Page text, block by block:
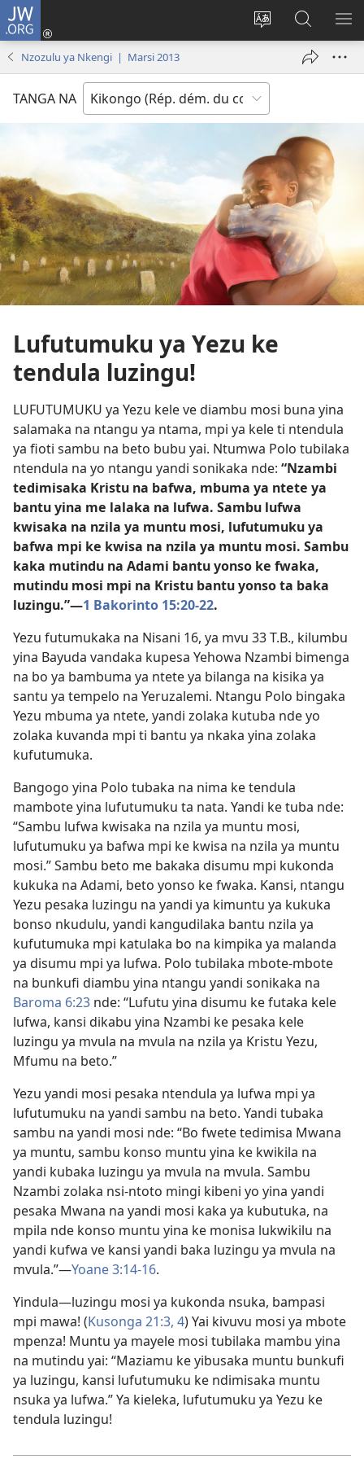
JW.ORG
Soba
site
yai
Kukota
(ke
ya
mpa)
Kusosa
na
JW.ORG
Nzozulu ya Nkengi | Marsi 2013
TANGA NA
Lufutumuku ya Yezu ke
tendula luzingu!
LUFUTUMUKU ya Yezu kele ve diambu mosi buna yina
salamaka na ntangu ya ntama, mpi ya kele ti ntendula
ya fioti sambu na beto bubu yai. Ntumwa Polo tubilaka
ntendula na yo ntangu yandi sonikaka nde: “Nzambi
tedimisaka Kristu na bafwa, mbuma ya ntete ya
bantu yina me lalaka na lufwa. Sambu lufwa
kwisaka na nzila ya muntu mosi, lufutumuku ya
bafwa mpi ke kwisa na nzila ya muntu mosi. Sambu
kaka mutindu na Adami bantu yonso ke fwaka,
mutindu mosi mpi na Kristu bantu yonso ta baka
luzingu.”​—1 Bakorinto 15:20-22.
Yezu futumukaka na Nisani 16, ya mvu 33 T.B., kilumbu
yina Bayuda vandaka kupesa Yehowa Nzambi bimenga
na bo ya bambuma ya ntete ya bilanga na kisika ya
santu ya tempelo na Yeruzalemi. Ntangu Polo bingaka
Yezu mbuma ya ntete, yandi zolaka kutuba nde yo
zolaka kuvanda mpi ti bantu ya nkaka yina zolaka
kufutumuka.
Bangogo yina Polo tubaka na nima ke tendula
mambote yina lufutumuku ta nata. Yandi ke tuba nde:
“Sambu lufwa kwisaka na nzila ya muntu mosi,
lufutumuku ya bafwa mpi ke kwisa na nzila ya muntu
mosi.” Sambu beto me bakaka disumu mpi kukonda
kukuka na Adami, beto yonso ke fwaka. Kansi, ntangu
Yezu pesaka luzingu na yandi ya kimuntu ya kukuka
bonso nkudulu, yandi kangudilaka bantu nzila ya
kufutumuka mpi katulaka bo na kimpika ya malanda
ya disumu mpi ya lufwa. Polo tubilaka mbote-mbote
na bunkufi diambu yina ntangu yandi sonikaka na
Baroma 6:23 nde: “Lufutu yina disumu ke futaka kele
lufwa, kansi dikabu yina Nzambi ke pesaka kele
luzingu ya mvula na mvula na nzila ya Kristu Yezu,
Mfumu na beto.”
Yezu yandi mosi pesaka ntendula ya lufwa mpi ya
lufutumuku na yandi sambu na beto. Yandi tubaka
sambu na yandi mosi nde: “Bo fwete tedimisa Mwana
ya muntu, sambu konso muntu yina ke kwikila na
yandi kubaka luzingu ya mvula na mvula. Sambu
Nzambi zolaka nsi-ntoto mingi kibeni yo yina yandi
pesaka Mwana na yandi mosi kaka ya kubutuka, na
mpila nde konso muntu yina ke monisa lukwikilu na
yandi kufwa ve kansi yandi baka luzingu ya mvula na
mvula.”​—Yoane 3:14-16.
Yindula​—luzingu mosi ya kukonda nsuka, bampasi
mpi mawa! (Kusonga 21:3, 4) Yai kivuvu mosi ya mbote
mpenza! Muntu ya mayele mosi tubilaka mambu yina
na mutindu yai: “Maziamu ke yibusaka muntu bunkufi
ya luzingu, kansi lufutumuku ke ndimisaka muntu
nsuka ya lufwa.” Ya kieleka, lufutumuku ya Yezu ke
tendula luzingu!